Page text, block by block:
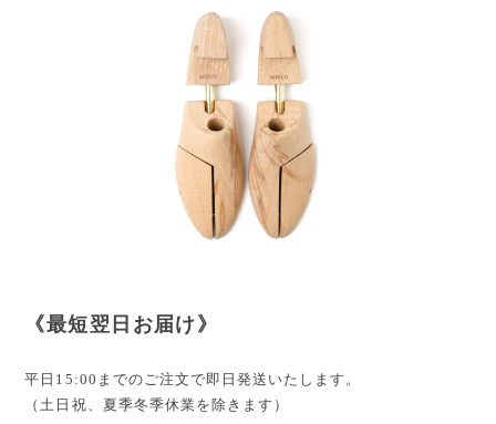
《最短翌日お届け》
平日15:00までのご注文で即日発送いたします。
（土日祝、夏季冬季休業を除きます）